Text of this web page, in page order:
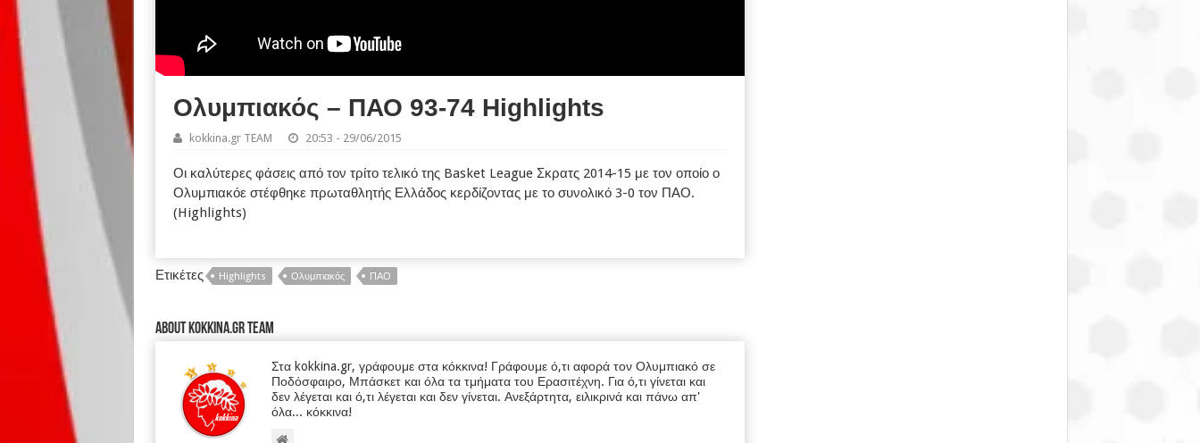
Ολυμπιακός – ΠΑΟ 93-74 Highlights
kokkina.gr TEAM 20:53 - 29/06/2015
Οι καλύτερες φάσεις από τον τρίτο τελικό της Basket League Σκρατς 2014-15 με τον οποίο ο
Ολυμπιακόε στέφθηκε πρωταθλητής Ελλάδος κερδίζοντας με το συνολικό 3-0 τον ΠΑΟ.
(Highlights)
Ετικέτες Highlights Ολυμπιακός ΠΑΟ
About kokkina.gr TEAM
Στα kokkina.gr, γράφουμε στα κόκκινα! Γράφουμε ό,τι αφορά τον Ολυμπιακό σε
Ποδόσφαιρο, Μπάσκετ και όλα τα τμήματα του Ερασιτέχνη. Για ό,τι γίνεται και
δεν λέγεται και ό,τι λέγεται και δεν γίνεται. Ανεξάρτητα, ειλικρινά και πάνω απ'
όλα... κόκκινα!